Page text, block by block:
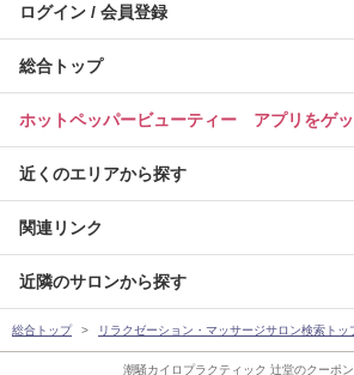
潮騒カイロプラクティック 辻堂のクーポ
ログイン / 会員登録
総合トップ
ホットペッパービューティー アプリをゲッ
近くのエリアから探す
関連リンク
近隣のサロンから探す
総合トップ リラクゼーション・マッサージサロン検索トッ